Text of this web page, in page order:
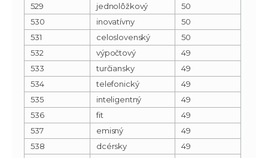
529
jednolôžkový
50
530
inovatívny
50
531
celoslovenský
50
532
výpočtový
49
533
turčiansky
49
534
telefonický
49
535
inteligentný
49
536
fit
49
537
emisný
49
538
dcérsky
49